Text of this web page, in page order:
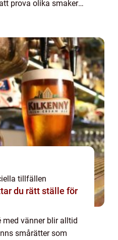
prova olika smaker,
tillfällen
vänner blir alltid
smårätter som